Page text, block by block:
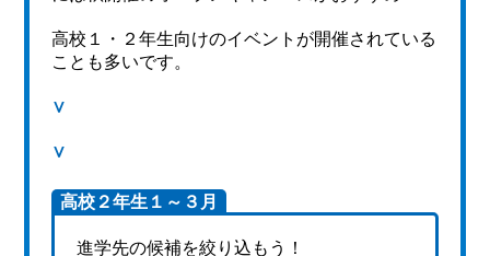
高校１・２年生向けのイベントが開催されている
ことも多いです。
∨
∨
高校２年生１～３月
進学先の候補を絞り込もう！